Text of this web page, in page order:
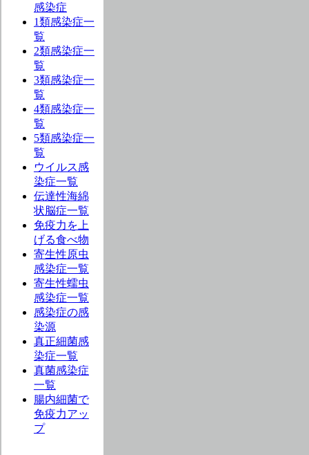
感染症
1類感染症一
覧
2類感染症一
覧
3類感染症一
覧
4類感染症一
覧
5類感染症一
覧
ウイルス感
染症一覧
伝達性海綿
状脳症一覧
免疫力を上
げる食べ物
寄生性原虫
感染症一覧
寄生性蠕虫
感染症一覧
感染症の感
染源
真正細菌感
染症一覧
真菌感染症
一覧
腸内細菌で
免疫力アッ
プ